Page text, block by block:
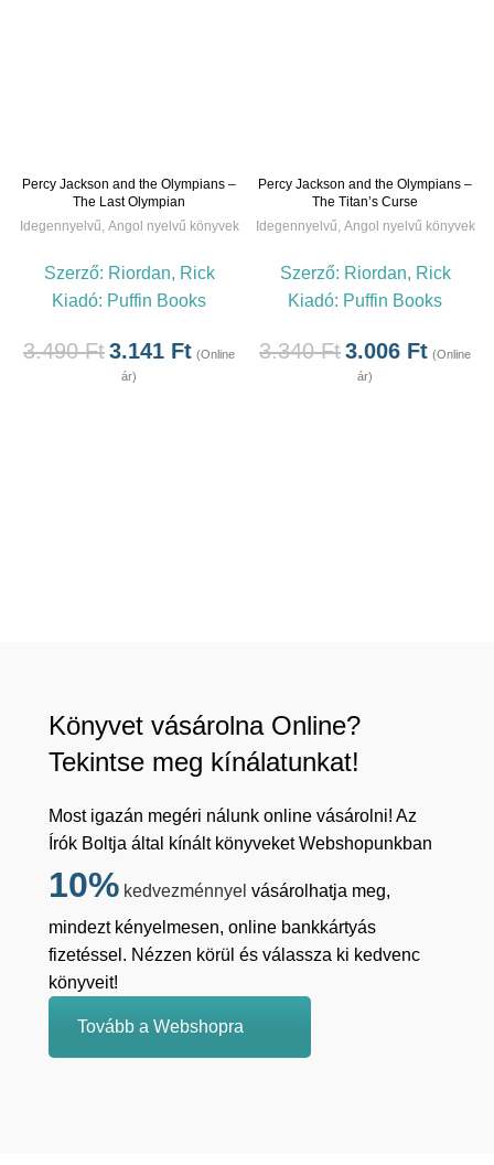
Percy Jackson and the Olympians –
The Last Olympian
Idegennyelvű, Angol nyelvű könyvek
Szerző: Riordan, Rick
Kiadó: Puffin Books
3.490Ft3.141 Ft (Online
ár)
Percy Jackson and the Olympians –
The Titan’s Curse
Idegennyelvű, Angol nyelvű könyvek
Szerző: Riordan, Rick
Kiadó: Puffin Books
3.340Ft3.006 Ft (Online
ár)
Könyvet vásárolna Online?
Tekintse meg kínálatunkat!
Most igazán megéri nálunk online vásárolni! Az
Írók Boltja által kínált könyveket Webshopunkban
10% kedvezménnyel vásárolhatja meg,
mindezt kényelmesen, online bankkártyás
fizetéssel. Nézzen körül és válassza ki kedvenc
könyveit!
Tovább a Webshopra